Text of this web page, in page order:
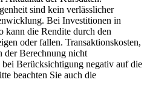
sind kein verlässlicher
Bei Investitionen in
kann die Rendite durch den
oder fallen. Transaktionskosten,
der Berechnung nicht
Berücksichtigung negativ auf die
beachten Sie auch die